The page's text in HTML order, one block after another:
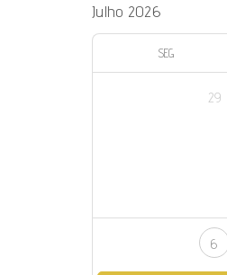
Julho 2026
SEG
29
6